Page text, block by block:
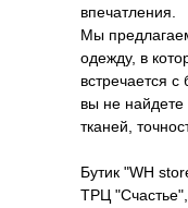
впечатления.
Мы
одежду, в
встречается
вы не найдете
тканей,
Бутик "WH
ТРЦ